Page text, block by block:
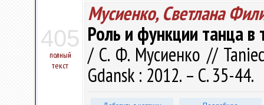
405
полный
текст
Мусиенко, Светлана
Роль и функции танца в
/ С. Ф. Мусиенко //
Gdansk : 2012. – С. 35-44.